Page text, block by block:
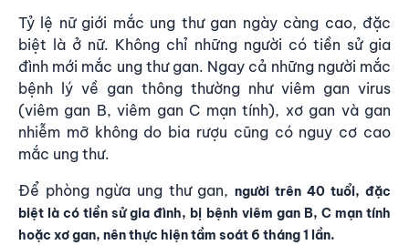
Tỷ lệ nữ giới mắc ung thư gan ngày càng cao, đặc
biệt là ở nữ. Không chỉ những người có tiền sử gia
đình mới mắc ung thư gan. Ngay cả những người mắc
bệnh lý về gan thông thường như viêm gan virus
(viêm gan B, viêm gan C mạn tính), xơ gan và gan
nhiễm mỡ không do bia rượu cũng có nguy cơ cao
mắc ung thư.
Để phòng ngừa ung thư gan,người trên 40 tuổi, đặc
biệt là có tiền sử gia đình, bị bệnh viêm gan B, C mạn tính
hoặc xơ gan, nên thực hiện tầm soát 6 tháng 1 lần.